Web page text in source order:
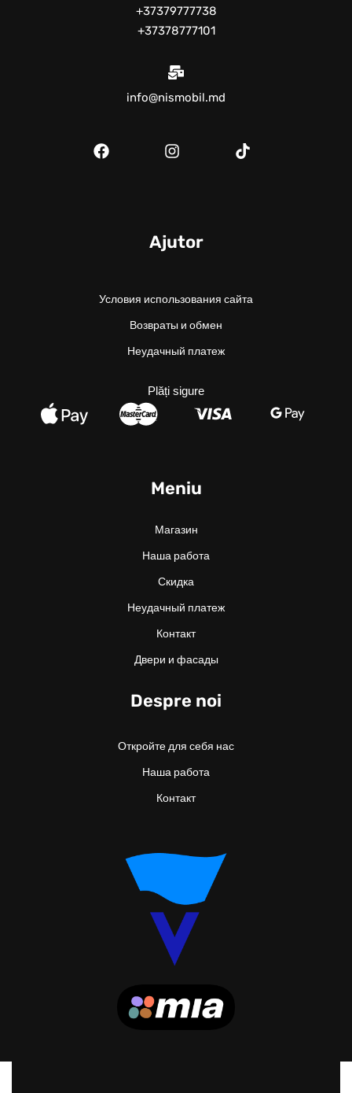
+37379777738
+37378777101
info@nismobil.md
Meniu
Магазин
Наша работа
Скидка
Неудачный платеж
Контакт
Двери и фасады
Despre noi
Откройте для себя нас
Наша работа
Контакт
Ajutor
Условия использования сайта
Возвраты и обмен
Неудачный платеж
Plăți sigure